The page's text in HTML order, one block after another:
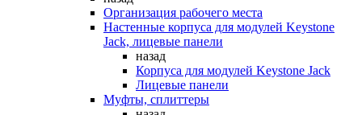
Организация рабочего места
Настенные корпуса для модулей Keystone
Jack, лицевые панели
назад
Корпуса для модулей Keystone Jack
Лицевые панели
Муфты, сплиттеры